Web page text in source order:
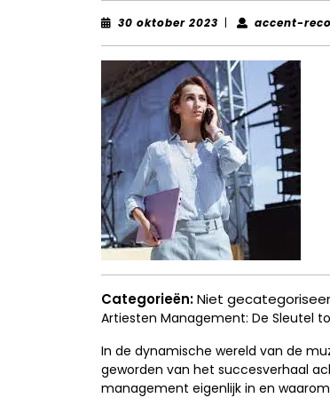
30 oktober 2023 30| accent-
Categorieën:Niet
Artiesten Management: De Sleutel
In de dynamische wereld van de
geworden van het succesverhaal
management eigenlijk in en